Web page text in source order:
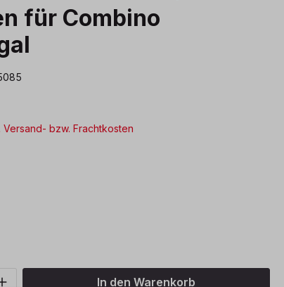
für Combino
Versand- bzw. Frachtkosten
Gib den gewünschten Wert
In den Warenkorb